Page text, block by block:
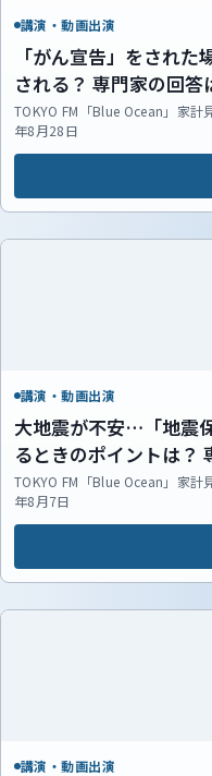
講演・動画出演
「がん宣告」をされ
される？ 専門家の回
TOKYO FM「Blue Ocean」家
年8月28日
講演・動画出演
大地震が不安…「地震
るときのポイントは？
TOKYO FM「Blue Ocean」家
年8月7日
講演・動画出演